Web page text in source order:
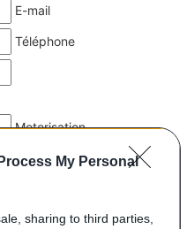
My Personal
sharing to third parties,
E-mail
Téléphone
Motorisation
Date 1er mise en circulation
Numéro de série (case E)